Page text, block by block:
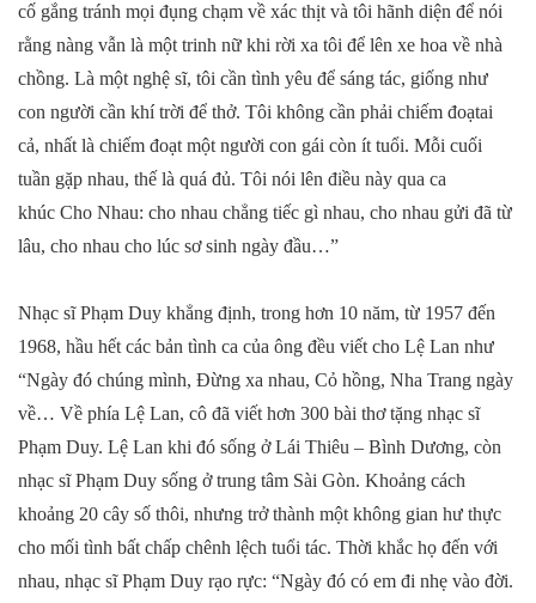
cố gắng tránh mọi đụng chạm về xác thịt và tôi hãnh diện để nói
rằng nàng vẫn là một trinh nữ khi rời xa tôi để lên xe hoa về nhà
chồng. Là một nghệ sĩ, tôi cần tình yêu để sáng tác, giống như
con người cần khí trời để thở. Tôi không cần phải chiếm đoạtai
cả, nhất là chiếm đoạt một người con gái còn ít tuổi. Mỗi cuối
tuần gặp nhau, thế là quá đủ. Tôi nói lên điều này qua ca
khúc Cho Nhau: cho nhau chẳng tiếc gì nhau, cho nhau gửi đã từ
lâu, cho nhau cho lúc sơ sinh ngày đầu…”
Nhạc sĩ Phạm Duy khẳng định, trong hơn 10 năm, từ 1957 đến
1968, hầu hết các bản tình ca của ông đều viết cho Lệ Lan như
“Ngày đó chúng mình, Đừng xa nhau, Cỏ hồng, Nha Trang ngày
về… Về phía Lệ Lan, cô đã viết hơn 300 bài thơ tặng nhạc sĩ
Phạm Duy. Lệ Lan khi đó sống ở Lái Thiêu – Bình Dương, còn
nhạc sĩ Phạm Duy sống ở trung tâm Sài Gòn. Khoảng cách
khoảng 20 cây số thôi, nhưng trở thành một không gian hư thực
cho mối tình bất chấp chênh lệch tuổi tác. Thời khắc họ đến với
nhau, nhạc sĩ Phạm Duy rạo rực: “Ngày đó có em đi nhẹ vào đời.